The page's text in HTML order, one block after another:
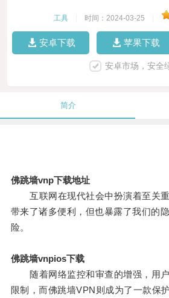
工具 时间：2024-03-25
安卓下载 苹果下载
安卓市场，安全
简介
佛跳墙vnp下载地址
互联网在现代社会中扮演着至关重
带来了诸多便利，但也暴露了我们的
险。
佛跳墙vnpios下载
随着网络监控和审查的增强，用户
限制，而佛跳墙VPN则成为了一款保